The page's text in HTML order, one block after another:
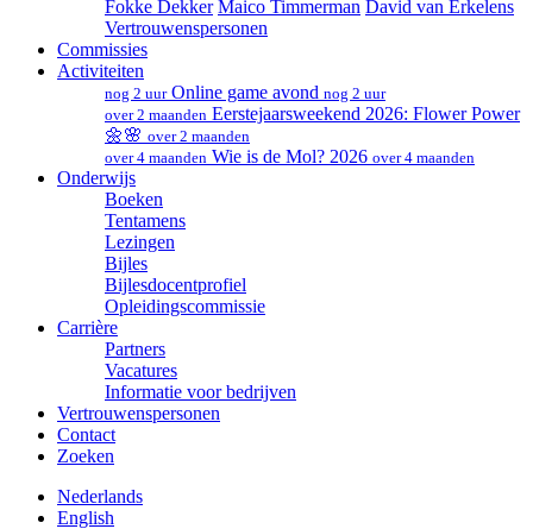
Fokke Dekker Maico Timmerman David van Erkelens
Vertrouwenspersonen
Commissies
Activiteiten
nog 2 uurOnline game avond nog 2 uur
over 2 maanden Eerstejaarsweekend 2026: Flower Power
🌼🌸 over 2 maanden
over 4 maanden Wie is de Mol? 2026 over 4 maanden
Onderwijs
Boeken
Tentamens
Lezingen
Bijles
Bijlesdocentprofiel
Opleidingscommissie
Carrière
Partners
Vacatures
Informatie voor bedrijven
Vertrouwenspersonen
Contact
Zoeken
Nederlands
English